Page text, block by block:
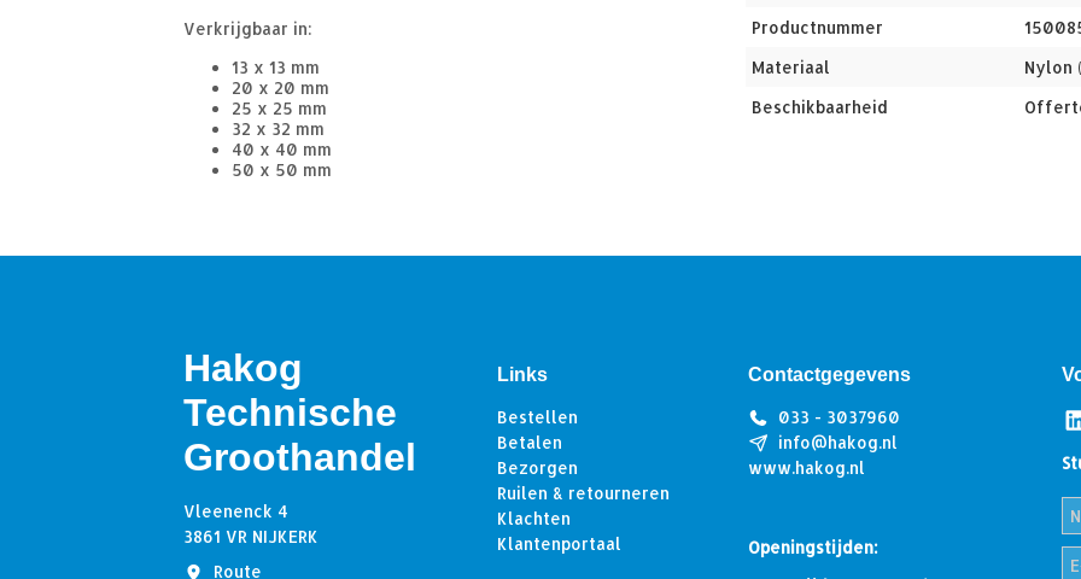
Verkrijgbaar in:
13 x 13 mm
20 x 20 mm
25 x 25 mm
32 x 32 mm
40 x 40 mm
50 x 50 mm
Productnummer
Materiaal
Nylon
Beschikbaarheid
Hakog
Technische
Groothandel
Vleenenck 4
3861 VR NIJKERK
Route
Links
Bestellen
Betalen
Bezorgen
Ruilen & retourneren
Klachten
Klantenportaal
Contactgegevens
033 - 3037960
info@hakog.nl
www.hakog.nl
Openingstijden: